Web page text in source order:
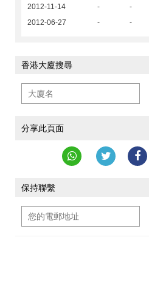
2012-11-14
- -
2012-06-27
- -
香港大廈搜尋
分享此頁面
保持聯繫